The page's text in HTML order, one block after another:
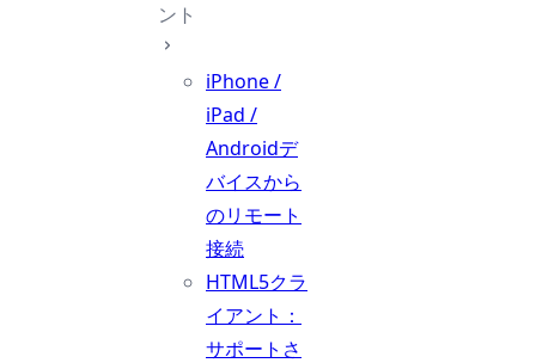
ント
iPhone /
iPad /
Androidデ
バイスから
のリモート
接続
HTML5クラ
イアント：
サポートさ